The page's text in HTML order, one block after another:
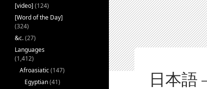
日本語
[video] (124)
[Word of the Day]
(324)
&c.(27)
Languages
(1,412)
Afroasiatic(147)
Egyptian(41)